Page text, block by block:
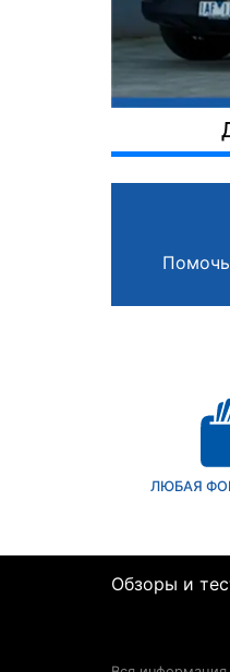
ЛЮБАЯ
Обзоры и